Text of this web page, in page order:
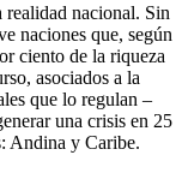
realidad nacional. Sin
naciones que, según
ciento de la riqueza
asociados a la
que lo regulan –
una crisis en 25
Andina y Caribe.